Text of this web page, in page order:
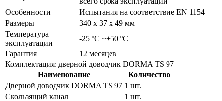
Особенности
Испытания на соответствие EN 1154
Размеры
340 х 37 х 49 мм
Температура
эксплуатации
-25 ºC ~+50 ºC
Гарантия
12 месяцев
Комплектация: дверной доводчик DORMA TS 97
Наименование
Количество
Дверной доводчик DORMA TS 97 1 шт.
Скользящий канал
1 шт.